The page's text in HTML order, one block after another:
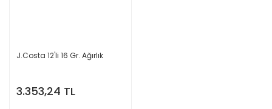
J.Costa 12'li 16 Gr. Ağırlık
3.353,24 TL